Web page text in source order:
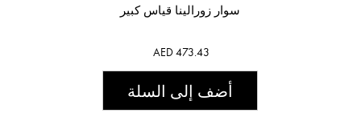
سوار زورالينا قياس كبير
AED 473.43
أضف إلى السلة